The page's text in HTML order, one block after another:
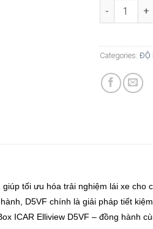
Android
Categories: ĐỘ
tối ưu hóa trải nghiệm lái xe cho
D5VF chính là giải pháp tiết
ICAR Elliview D5VF – đồng hành